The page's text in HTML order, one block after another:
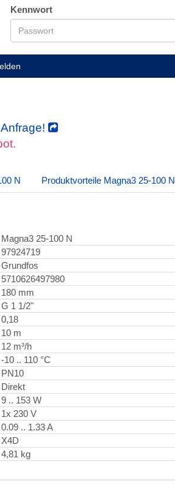
Kennwort
N Produktvorteile Magna3 25-100 N
Magna3 25-100 N
97924719
Grundfos
5710626497980
180 mm
G 1 1/2"
0,18
10 m
12 m³/h
-10 .. 110 °C
PN10
Direkt
9 .. 153 W
1x 230 V
0.09 .. 1.33 A
X4D
4,81 kg